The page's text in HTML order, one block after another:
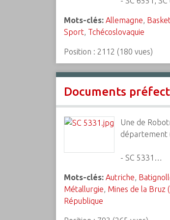
Mots-clés: Allemagne,
Sport, Tchécoslovaquie
Position : 2112 (180 vues)
Documents
Une de
département
- SC 5331…
Mots-clés: Autriche,
Métallurgie, Mines de la Bruz
République